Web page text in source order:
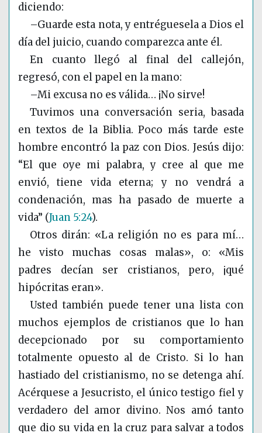
diciendo:
–Guarde esta nota, y entréguesela a Dios el
día del juicio, cuando comparezca ante él.
En cuanto llegó al final del callejón,
regresó, con el papel en la mano:
–Mi excusa no es válida… ¡No sirve!
Tuvimos una conversación seria, basada
en textos de la Biblia. Poco más tarde este
hombre encontró la paz con Dios. Jesús dijo:
“El que oye mi palabra, y cree al que me
envió, tiene vida eterna; y no vendrá a
condenación, mas ha pasado de muerte a
vida” (Juan 5:24).
Otros dirán: «La religión no es para mí…
he visto muchas cosas malas», o: «Mis
padres decían ser cristianos, pero, ¡qué
hipócritas eran».
Usted también puede tener una lista con
muchos ejemplos de cristianos que lo han
decepcionado por su comportamiento
totalmente opuesto al de Cristo. Si lo han
hastiado del cristianismo, no se detenga ahí.
Acérquese a Jesucristo, el único testigo fiel y
verdadero del amor divino. Nos amó tanto
que dio su vida en la cruz para salvar a todos